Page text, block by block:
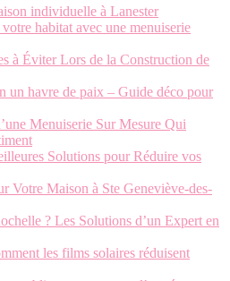
individuelle à Lanester
habitat avec une menuiserie
à Éviter Lors de la Construction de
un havre de paix – Guide déco pour
Menuiserie Sur Mesure Qui
Solutions pour Réduire vos
Votre Maison à Ste Geneviève-des-
? Les Solutions d’un Expert en
les films solaires réduisent